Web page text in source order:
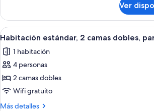
Queen
Bed,
Non
Smoking
Room,
Queen
Non
Smoking
Ver
Ver
todas
las
fotos
de
Habitación
estándar,
Una
3
Habitación estándar, 2 camas dobles,
1 habitación
4 personas
2 camas dobles
Wifi gratuito
Más detalles
Más